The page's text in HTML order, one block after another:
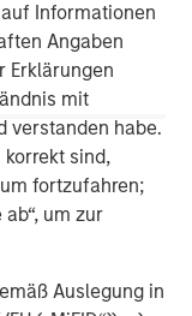
Informationen
Angaben
Erklärungen
mit
verstanden habe.
sind,
fortzufahren;
um zur
Auslegung in
resilient
across
keep
to
by a
and
level